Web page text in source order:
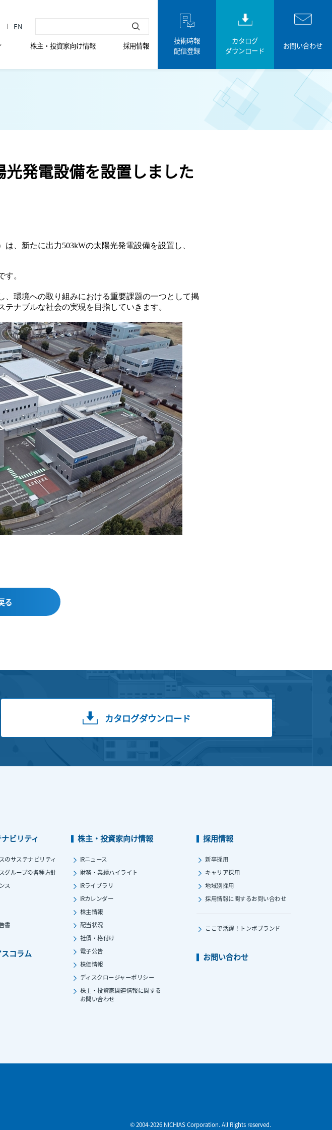
株主・投資家向け情報 採用情報
技術時報
配信登録
カタログ
ダウンロード
お問い合わせ
光発電設備を設置しました
、新たに出力503kWの太陽光発電設備を設置し、
す。
環境への取り組みにおける重要課題の一つとして掲
ナブルな社会の実現を目指していきます。
る
カタログダウンロード
ビリティ
のサステナビリティ
グループの各種方針
ス
書
コラム
株主・投資家向け情報
IRニュース
財務・業績ハイライト
IRライブラリ
IRカレンダー
株主情報
配当状況
社債・格付け
電子公告
株価情報
ディスクロージャーポリシー
株主・投資家関連情報に関する
お問い合わせ
採用情報
新卒採用
キャリア採用
地域別採用
採用情報に関するお問い合わせ
ここで活躍！ トンボブランド
お問い合わせ
© 2004-2026 NICHIAS Corporation. All Rights reserved.